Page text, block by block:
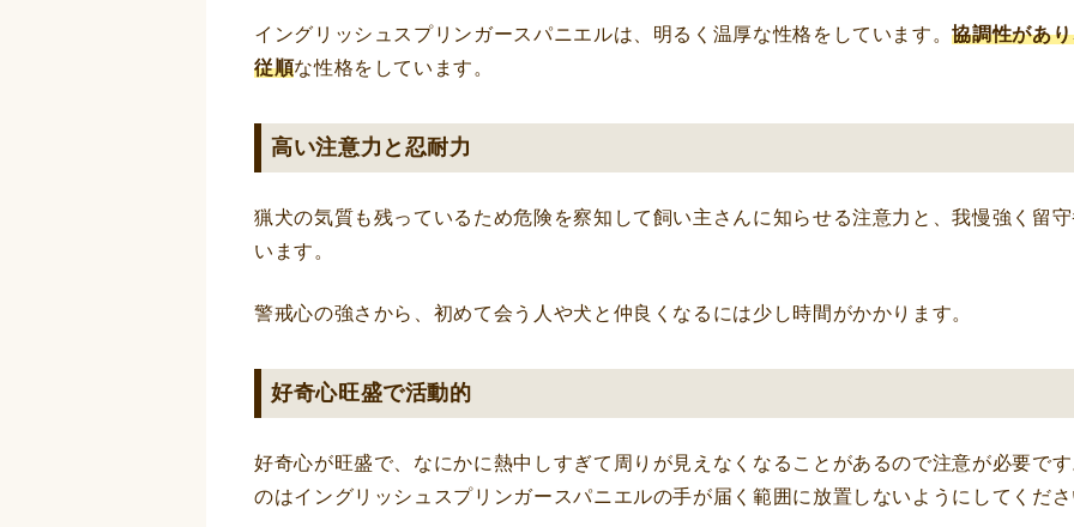
イングリッシュスプリンガースパニエルは、明るく温厚な性格をしています。協調性があ
従順な性格をしています。
高い注意力と忍耐力
猟犬の気質も残っているため危険を察知して飼い主さんに知らせる注意力と、我慢強く留
います。
警戒心の強さから、初めて会う人や犬と仲良くなるには少し時間がかかります。
好奇心旺盛で活動的
好奇心が旺盛で、なにかに熱中しすぎて周りが見えなくなることがあるので注意が必要で
のはイングリッシュスプリンガースパニエルの手が届く範囲に放置しないようにしてくだ